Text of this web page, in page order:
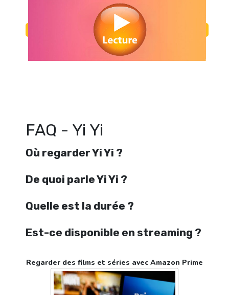
FAQ - Yi Yi
Où regarder Yi Yi ?
De quoi parle Yi Yi ?
Quelle est la durée ?
Est-ce disponible en streaming ?
Regarder des films et séries avec Amazon Prime